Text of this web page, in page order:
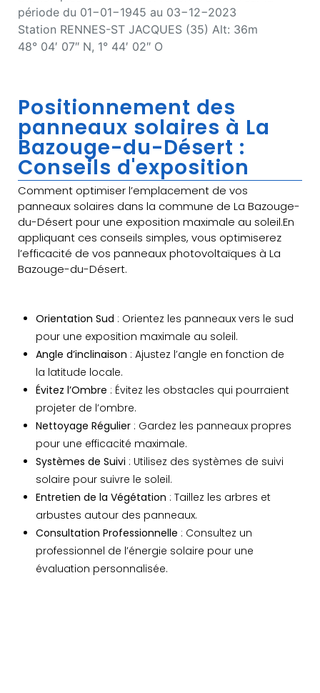
période du 01−01−1945 au 03−12−2023
Station RENNES-ST JACQUES (35) Alt: 36m
48° 04′ 07″ N, 1° 44′ 02″ O
Positionnement des
panneaux solaires à La
Bazouge-du-Désert :
Conseils d'exposition
Comment optimiser l’emplacement de vos
panneaux solaires dans la commune de La Bazouge-
du-Désert pour une exposition maximale au soleil.En
appliquant ces conseils simples, vous optimiserez
l’efficacité de vos panneaux photovoltaïques à La
Bazouge-du-Désert.
Orientation Sud : Orientez les panneaux vers le sud
pour une exposition maximale au soleil.
Angle d’inclinaison : Ajustez l’angle en fonction de
la latitude locale.
Évitez l’Ombre : Évitez les obstacles qui pourraient
projeter de l’ombre.
Nettoyage Régulier : Gardez les panneaux propres
pour une efficacité maximale.
Systèmes de Suivi : Utilisez des systèmes de suivi
solaire pour suivre le soleil.
Entretien de la Végétation : Taillez les arbres et
arbustes autour des panneaux.
Consultation Professionnelle : Consultez un
professionnel de l’énergie solaire pour une
évaluation personnalisée.